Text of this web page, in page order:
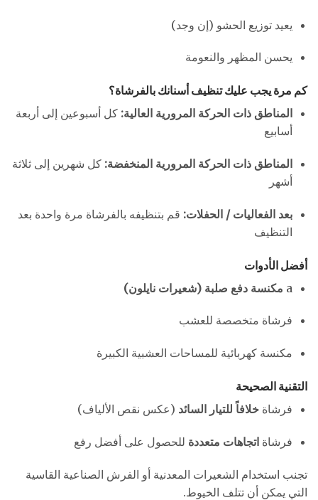
يعيد توزيع الحشو (إن وجد)
يحسن المظهر والنعومة
كم مرة يجب عليك تنظيف أسنانك بالفرشاة؟
المناطق ذات الحركة المرورية العالية: كل أسبوعين إلى أربعة
أسابيع
المناطق ذات الحركة المرورية المنخفضة: كل شهرين إلى ثلاثة
أشهر
بعد الفعاليات / الحفلات: قم بتنظيفه بالفرشاة مرة واحدة بعد
التنظيف
أفضل الأدوات
a مكنسة دفع صلبة (شعيرات نايلون)
فرشاة متخصصة للعشب
مكنسة كهربائية للمساحات العشبية الكبيرة
التقنية الصحيحة
فرشاة خلافاً للتيار السائد (عكس نقص الألياف)
فرشاة اتجاهات متعددة للحصول على أفضل رفع
تجنب استخدام الشعيرات المعدنية أو الفرش الصناعية القاسية
التي يمكن أن تتلف الخيوط.